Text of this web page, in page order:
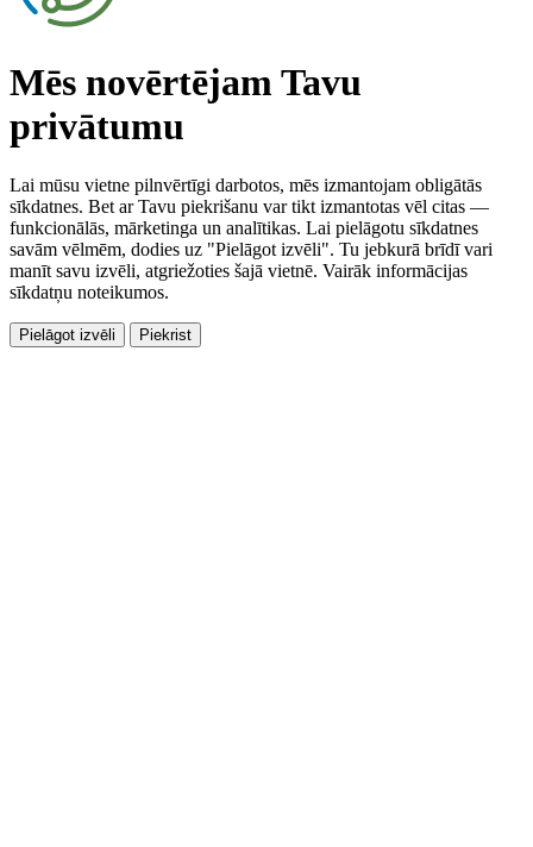
Mēs novērtējam Tavu
privātumu
Lai mūsu vietne pilnvērtīgi darbotos, mēs izmantojam obligātās
sīkdatnes. Bet ar Tavu piekrišanu var tikt izmantotas vēl citas —
funkcionālās, mārketinga un analītikas. Lai pielāgotu sīkdatnes
savām vēlmēm, dodies uz "Pielāgot izvēli". Tu jebkurā brīdī vari
manīt savu izvēli, atgriežoties šajā vietnē. Vairāk informācijas
sīkdatņu noteikumos.
Pielāgot izvēli Piekrist